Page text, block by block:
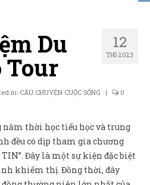
12
TH5 2023
Du
Tour
in: CÂU CHUYỆN CUỘC SỐNG | 0
thời học tiểu học và trung
đều có dịp tham gia chương
Đây là một sự kiện đặc biệt
khiếm thị. Đồng thời, đây